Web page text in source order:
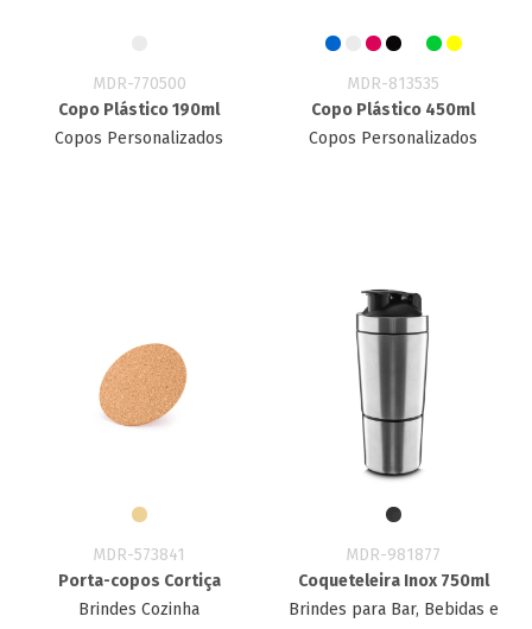
MDR-770500
Copo Plástico 190ml
Copos Personalizados
MDR-813535
Copo Plástico 450ml
Copos Personalizados
MDR-573841
Porta-copos Cortiça
Brindes Cozinha
MDR-981877
Coqueteleira Inox 750ml
Brindes para Bar, Bebidas e